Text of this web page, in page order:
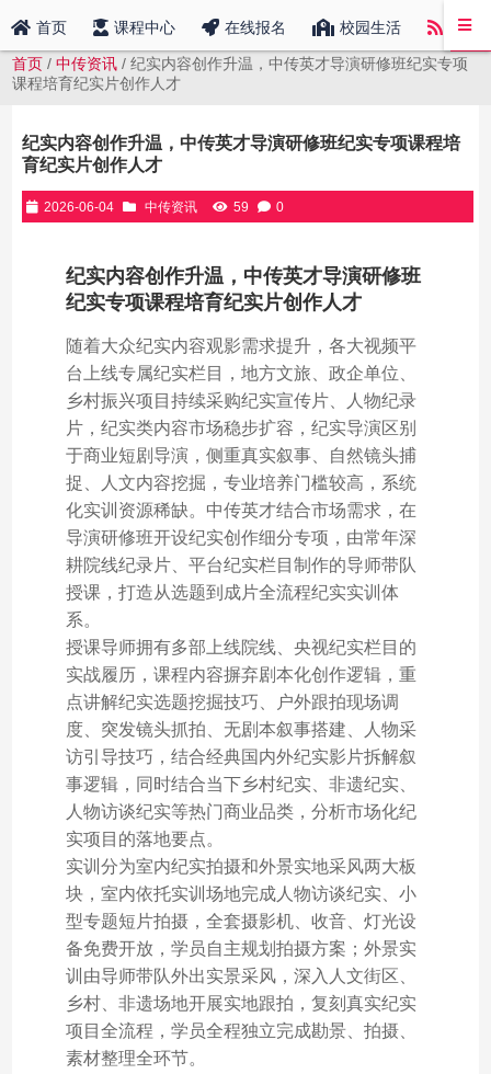
首页 课程中心 在线报名 校园生活 中传
首页 /中传资讯 / 纪实内容创作升温，中传英才导演研修班纪实专项
课程培育纪实片创作人才
纪实内容创作升温，中传英才导演研修班纪实专项课程培
育纪实片创作人才
2026-06-04 中传资讯 59 0
纪实内容创作升温，中传英才导演研修班
纪实专项课程培育纪实片创作人才
随着大众纪实内容观影需求提升，各大视频平
台上线专属纪实栏目，地方文旅、政企单位、
乡村振兴项目持续采购纪实宣传片、人物纪录
片，纪实类内容市场稳步扩容，纪实导演区别
于商业短剧导演，侧重真实叙事、自然镜头捕
捉、人文内容挖掘，专业培养门槛较高，系统
化实训资源稀缺。中传英才结合市场需求，在
导演研修班开设纪实创作细分专项，由常年深
耕院线纪录片、平台纪实栏目制作的导师带队
授课，打造从选题到成片全流程纪实实训体
系。
授课导师拥有多部上线院线、央视纪实栏目的
实战履历，课程内容摒弃剧本化创作逻辑，重
点讲解纪实选题挖掘技巧、户外跟拍现场调
度、突发镜头抓拍、无剧本叙事搭建、人物采
访引导技巧，结合经典国内外纪实影片拆解叙
事逻辑，同时结合当下乡村纪实、非遗纪实、
人物访谈纪实等热门商业品类，分析市场化纪
实项目的落地要点。
实训分为室内纪实拍摄和外景实地采风两大板
块，室内依托实训场地完成人物访谈纪实、小
型专题短片拍摄，全套摄影机、收音、灯光设
备免费开放，学员自主规划拍摄方案；外景实
训由导师带队外出实景采风，深入人文街区、
乡村、非遗场地开展实地跟拍，复刻真实纪实
项目全流程，学员全程独立完成勘景、拍摄、
素材整理全环节。